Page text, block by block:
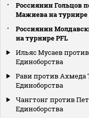
Россиянин Гольцов
Мажиева на турнире
Россиянин
на турнире PFL
Ильяс Мусаев против
Единоборства
Рави против Ахмеда
Единоборства
Чангтонг против
Единоборства